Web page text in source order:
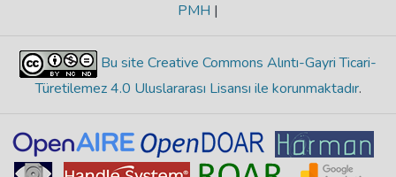
PMH |
Bu site Creative Commons Alıntı-Gayri Ticari-
Türetilemez 4.0 Uluslararası Lisansı ile korunmaktadır.